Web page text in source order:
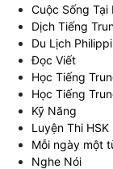
Cuộc Sống Tại
Dịch Tiếng
Du Lịch
Đọc Viết
Học Tiếng
Học Tiếng
Kỹ Năng
Luyện Thi HSK
Mỗi ngày một
Nghe Nói